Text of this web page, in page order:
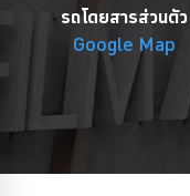
รถโดยสารส่วนตัว
Google Map